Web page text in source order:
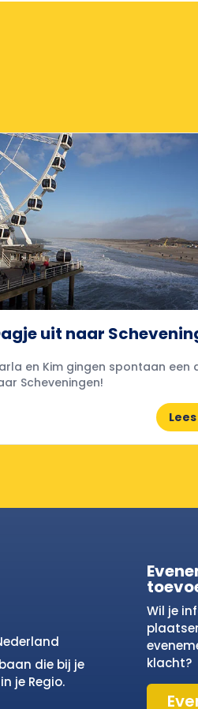
uit naar
en Kim gingen spontaan een
Scheveningen!
die bij je
je Regio.
Wil je
klacht?